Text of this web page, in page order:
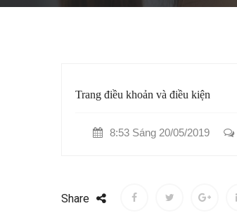
Trang điều khoản và điều kiện
8:53 Sáng 20/05/2019
Share